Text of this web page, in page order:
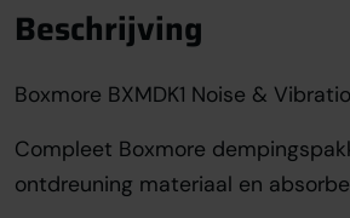
Beschrijving
Boxmore BXMDK1 Noise &
Compleet Boxmore
ontdreuning materiaal en